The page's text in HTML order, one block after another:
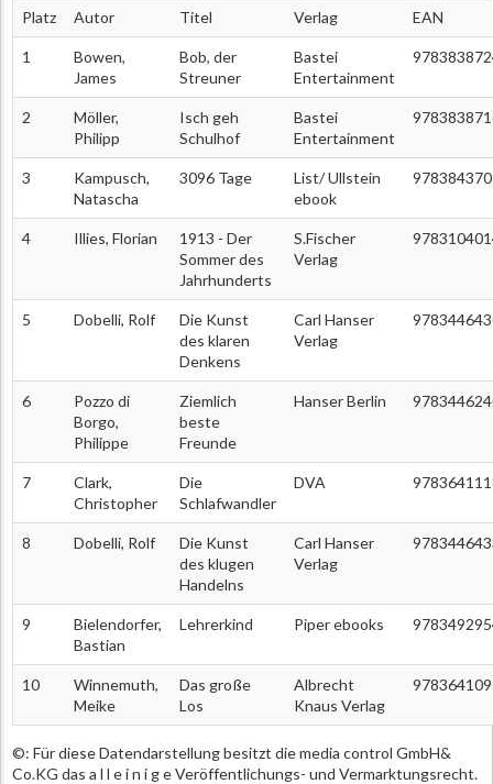
Platz Autor Titel Verlag EAN
1
Bowen,
James
Bob, der
Streuner
Bastei
Entertainment
2
Möller,
Philipp
Isch geh
Schulhof
Bastei
Entertainment
3
Kampusch,
Natascha
3096 Tage
List/ Ullstein
ebook
4 Illies, Florian
1913 - Der
Sommer des
Jahrhunderts
S.Fischer
Verlag
5 Dobelli, Rolf
Die Kunst
des klaren
Denkens
Carl Hanser
Verlag
6
Pozzo di
Borgo,
Philippe
Ziemlich
beste
Freunde
Hanser Berlin
7
Clark,
Christopher
Die
Schlafwandler
DVA
8 Dobelli, Rolf
Die Kunst
des klugen
Handelns
Carl Hanser
Verlag
9
Bielendorfer,
Bastian
Lehrerkind Piper ebooks
10
Winnemuth,
Meike
Das große
Los
Albrecht
Knaus Verlag
©: Für diese Datendarstellung besitzt die media control GmbH&
Co.KG das a l l e i n i g e Veröffentlichungs- und Vermarktungsrecht.